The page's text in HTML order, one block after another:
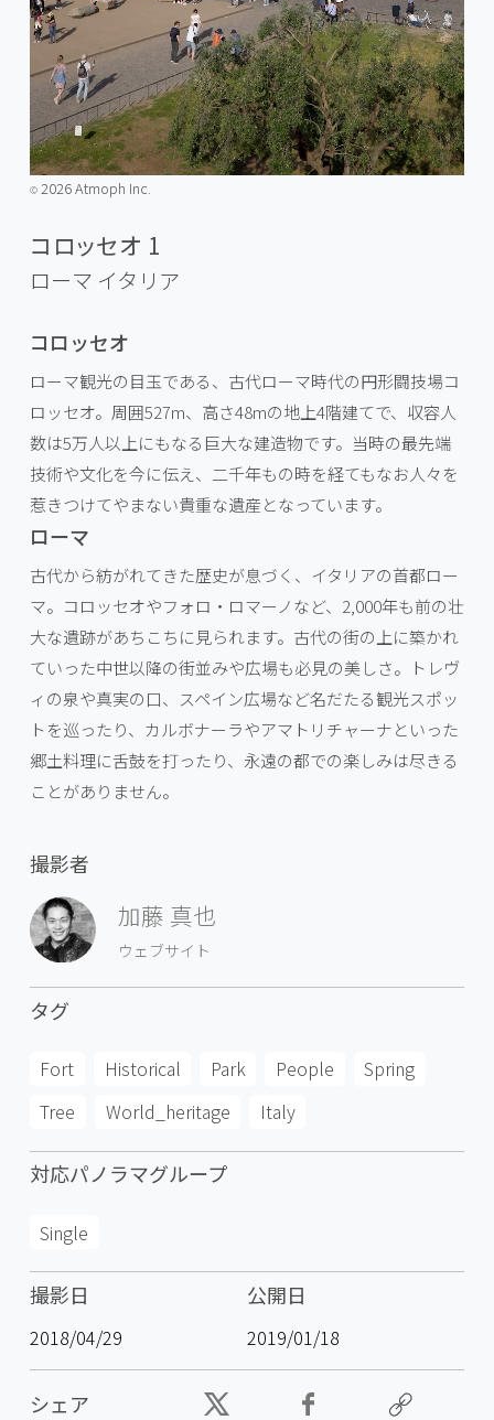
©️2026 Atmoph Inc.
コロッセオ 1
ローマ イタリア
コロッセオ
ローマ観光の目玉である、古代ローマ時代の円形闘技場コ
ロッセオ。周囲527m、高さ48mの地上4階建てで、収容人
数は5万人以上にもなる巨大な建造物です。当時の最先端
技術や文化を今に伝え、二千年もの時を経てもなお人々を
惹きつけてやまない貴重な遺産となっています。
ローマ
古代から紡がれてきた歴史が息づく、イタリアの首都ロー
マ。コロッセオやフォロ・ロマーノなど、2,000年も前の壮
大な遺跡があちこちに見られます。古代の街の上に築かれ
ていった中世以降の街並みや広場も必見の美しさ。トレヴ
ィの泉や真実の口、スペイン広場など名だたる観光スポッ
トを巡ったり、カルボナーラやアマトリチャーナといった
郷土料理に舌鼓を打ったり、永遠の都での楽しみは尽きる
ことがありません。
撮影者
加藤 真也
ウェブサイト
タグ
Fort Historical Park People
Spring
Tree
World_heritage Italy
対応パノラマグループ
Single
撮影日
2018/04/29
公開日
2019/01/18
シェア